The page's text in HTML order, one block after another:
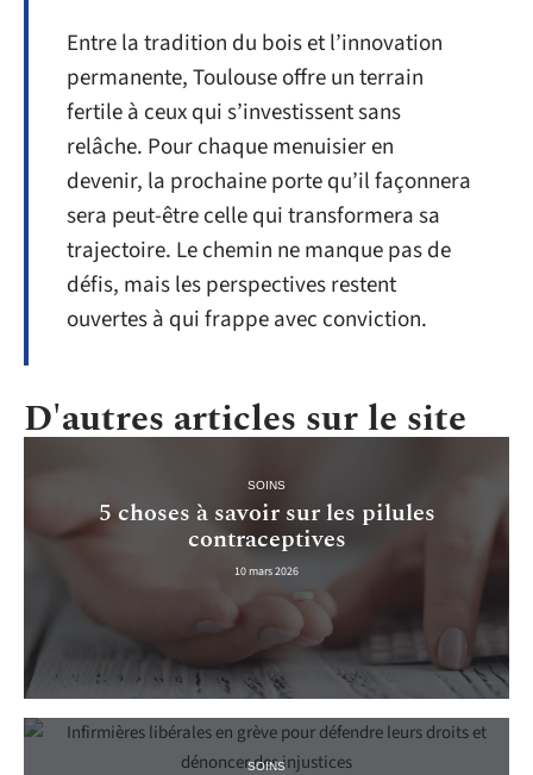
Entre la tradition du bois et l’innovation
permanente, Toulouse offre un terrain
fertile à ceux qui s’investissent sans
relâche. Pour chaque menuisier en
devenir, la prochaine porte qu’il façonnera
sera peut-être celle qui transformera sa
trajectoire. Le chemin ne manque pas de
défis, mais les perspectives restent
ouvertes à qui frappe avec conviction.
D'autres articles sur le site
SOINS
5 choses à savoir sur les pilules
contraceptives
10 mars 2026
SOINS